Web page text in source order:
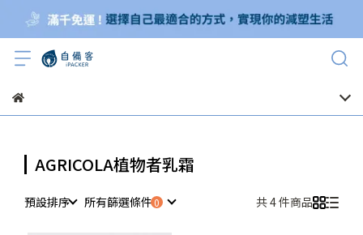
AGRICOLA植物者乳霜
預設排序 所有篩選條件 共 4 件商品